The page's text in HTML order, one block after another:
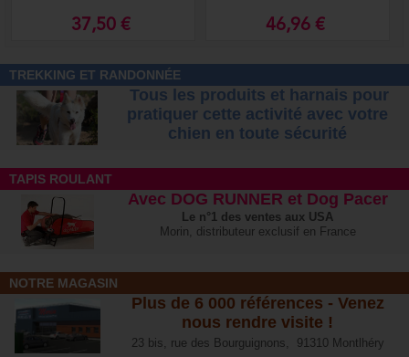
37,50 € 46,96 €
TREKKING ET RANDONNÉE
Tous les produits et harnais pour
pratiquer cette activité avec votre
chien en toute sécurité
TAPIS ROULANT
Avec DOG RUNNER et Dog Pacer
Le n°1 des ventes aux USA
Morin, distributeur exclusif en France
NOTRE MAGASIN
Plus de 6 000 références - Venez
nous rendre visite !
23 bis, rue des Bourguignons, 91310 Montlhéry